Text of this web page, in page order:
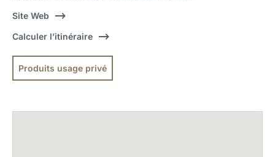
Site Web
Calculer l’itinéraire
Produits usage privé